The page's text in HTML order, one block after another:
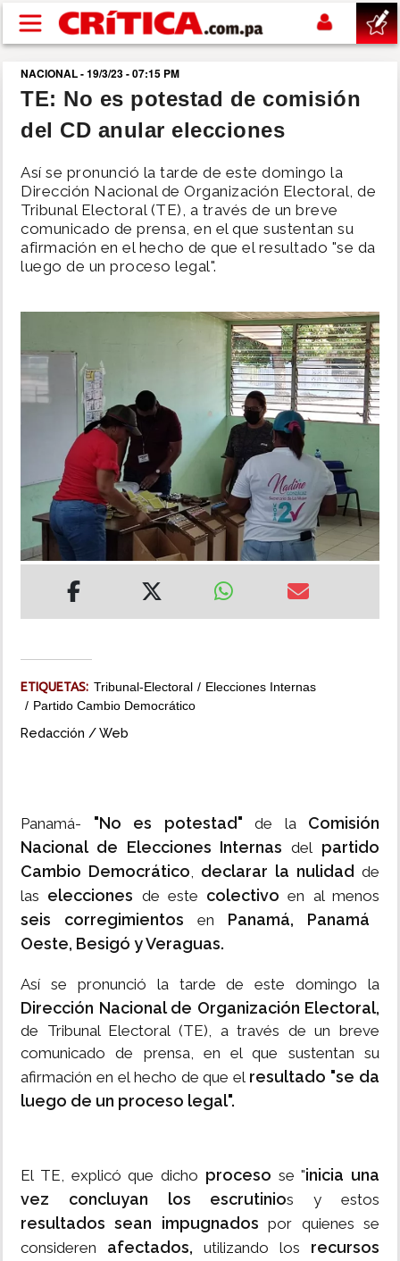
Pasar al contenido principal
buscar
SUCESOS
NACIONAL
POLÍTICA
MUNDO
INSÓLITAS
MULTIMEDIA
IMPRESO
NACIONAL - 19/3/23 - 07:15 PM
TE: No es potestad de comisión
del CD anular elecciones
Así se pronunció la tarde de este domingo la
Dirección Nacional de Organización Electoral, de
Tribunal Electoral (TE), a través de un breve
comunicado de prensa, en el que sustentan su
afirmación en el hecho de que el resultado "se da
luego de un proceso legal".
ETIQUETAS: Tribunal-Electoral
Elecciones Internas
Partido Cambio Democrático
Redacción / Web
Panamá- "No es potestad" de la Comisión
Nacional de Elecciones Internasdel partido
Cambio Democrático, declarar la nulidad de
las elecciones de este colectivo en al menos
seis corregimientos en Panamá, Panamá
Oeste, Besigó y Veraguas.
Así se pronunció la tarde de este domingo la
Dirección Nacional de Organización Electoral,
de Tribunal Electoral (TE), a través de un breve
comunicado de prensa, en el que sustentan su
afirmación en el hecho de que el resultado "se da
luego de un proceso legal".
El TE, explicó que dicho proceso se "inicia una
vez concluyan los escrutinios y estos
resultados sean impugnados por quienes se
consideren afectados, utilizando los recursos